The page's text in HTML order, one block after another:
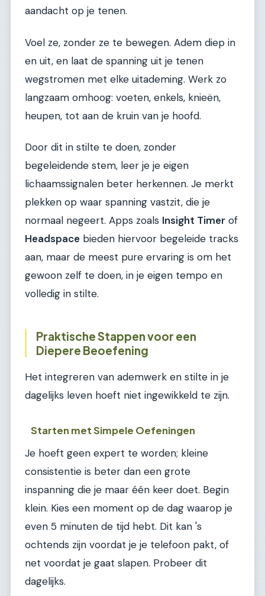
aandacht op je tenen.
Voel ze, zonder ze te bewegen. Adem diep in
en uit, en laat de spanning uit je tenen
wegstromen met elke uitademing. Werk zo
langzaam omhoog: voeten, enkels, knieën,
heupen, tot aan de kruin van je hoofd.
Door dit in stilte te doen, zonder
begeleidende stem, leer je je eigen
lichaamssignalen beter herkennen. Je merkt
plekken op waar spanning vastzit, die je
normaal negeert. Apps zoals Insight Timer of
Headspace bieden hiervoor begeleide tracks
aan, maar de meest pure ervaring is om het
gewoon zelf te doen, in je eigen tempo en
volledig in stilte.
Praktische Stappen voor een
Diepere Beoefening
Het integreren van ademwerk en stilte in je
dagelijks leven hoeft niet ingewikkeld te zijn.
Starten met Simpele Oefeningen
Je hoeft geen expert te worden; kleine
consistentie is beter dan een grote
inspanning die je maar één keer doet. Begin
klein. Kies een moment op de dag waarop je
even 5 minuten de tijd hebt. Dit kan 's
ochtends zijn voordat je je telefoon pakt, of
net voordat je gaat slapen. Probeer dit
dagelijks.